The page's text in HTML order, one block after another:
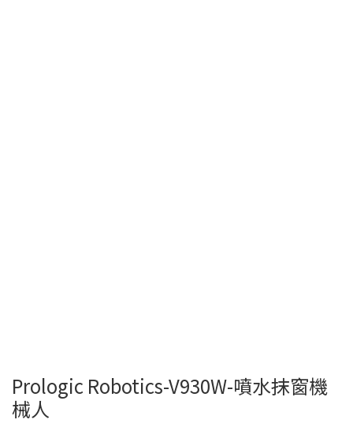
Prologic Robotics-V930W-噴水抹窗機
械人